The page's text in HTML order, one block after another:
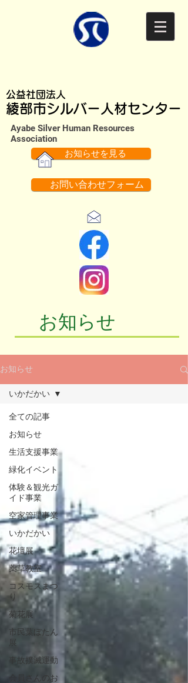
公益社団法人
綾部市シルバー人材センター
Ayabe Silver Human Resources
Association​
お知らせを見る
お問い合わせフォーム
お知らせ
お知らせ
全ての記事
お知らせ
生活支援事業
緑化イベント
体験＆観光ガ
イド事業
空家管理事業
いかだかい
花壇展
薬草教室
コスモスまつ
り
菊花展
市民葉ぼたん
展
事故撲滅運動
会員さんのお
いかだかい